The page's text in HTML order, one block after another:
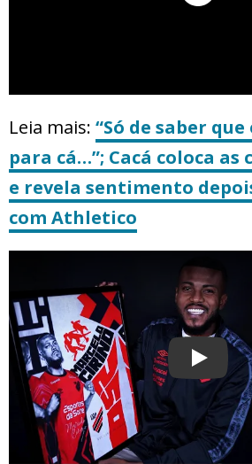
Leia mais: “Só de saber
para cá…”; Cacá coloca as
e revela sentimento
com Athletico
Play